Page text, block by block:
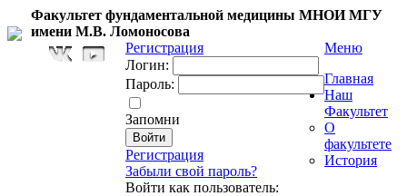
Факультет фундаментальной медицины МНОИ МГУ
имени М.В. Ломоносова
Регистрация
Логин:
Пароль:
Запомни
Регистрация
Забыли свой пароль?
Войти как пользователь:
Меню
Главная
Наш
Факультет
О
факультете
История